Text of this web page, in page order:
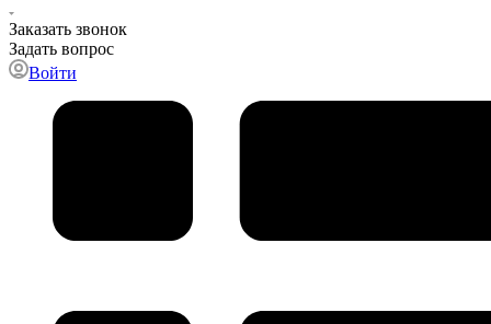
Заказать звонок
Задать вопрос
Войти